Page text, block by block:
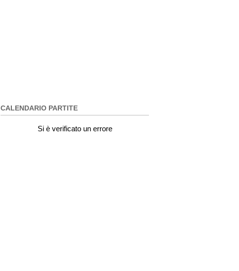
CALENDARIO PARTITE
Si è verificato un errore